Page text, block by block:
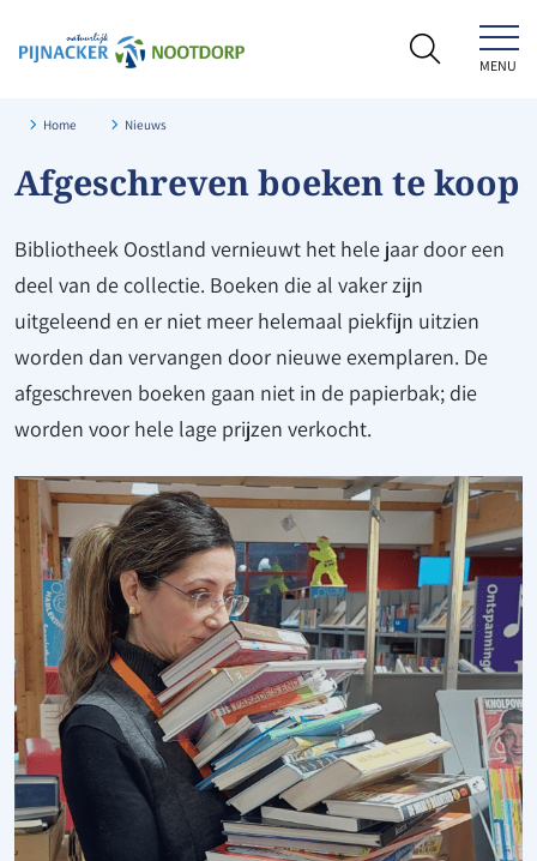
NATUURLIJK PIJNACKER-NOOTDORPMENU
Home Nieuws
Afgeschreven boeken te koop
Bibliotheek Oostland vernieuwt het hele jaar door een
deel van de collectie. Boeken die al vaker zijn
uitgeleend en er niet meer helemaal piekfijn uitzien
worden dan vervangen door nieuwe exemplaren. De
afgeschreven boeken gaan niet in de papierbak; die
worden voor hele lage prijzen verkocht.